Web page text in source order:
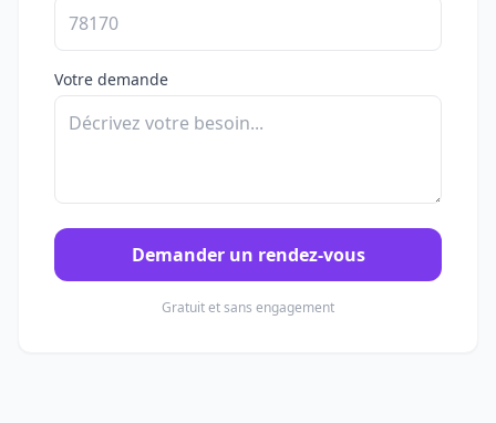
Votre demande
Demander un rendez-vous
Gratuit et sans engagement